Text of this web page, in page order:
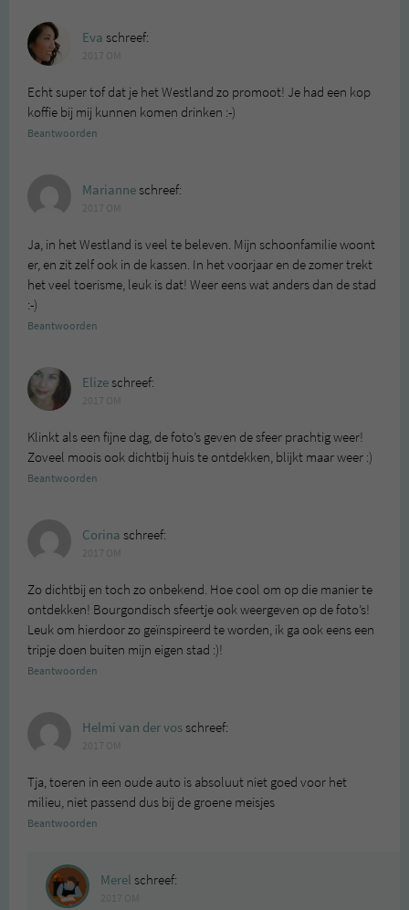
Eva schreef:
Echt super tof dat je het Westland zo promoot! Je had een kop
koffie bij mij kunnen komen drinken :-)
Beantwoorden
Marianneschreef:
Ja, in het Westland is veel te beleven. Mijn schoonfamilie woont
er, en zit zelf ook in de kassen. In het voorjaar en de zomer trekt
het veel toerisme, leuk is dat! Weer eens wat anders dan de stad
:-)
Beantwoorden
Elizeschreef:
Klinkt als een fijne dag, de foto’s geven de sfeer prachtig weer!
Zoveel moois ook dichtbij huis te ontdekken, blijkt maar weer :)
Beantwoorden
Corina schreef:
Zo dichtbij en toch zo onbekend. Hoe cool om op die manier te
ontdekken! Bourgondisch sfeertje ook weergeven op de foto’s!
Leuk om hierdoor zo geïnspireerd te worden, ik ga ook eens een
tripje doen buiten mijn eigen stad :)!
Beantwoorden
Helmi van der vosschreef:
Tja, toeren in een oude auto is absoluut niet goed voor het
milieu, niet passend dus bij de groene meisjes
Beantwoorden
Merel schreef: